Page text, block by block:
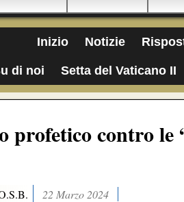
Inizio Notizie
di noi Setta del Vaticano II
profetico contro
22 Marzo 2024